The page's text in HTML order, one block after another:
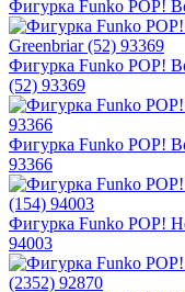
Фигурка Funko POP!
Фигурка Funko POP!
(52) 93369
Фигурка Funko POP!
93366
Фигурка Funko POP!
94003